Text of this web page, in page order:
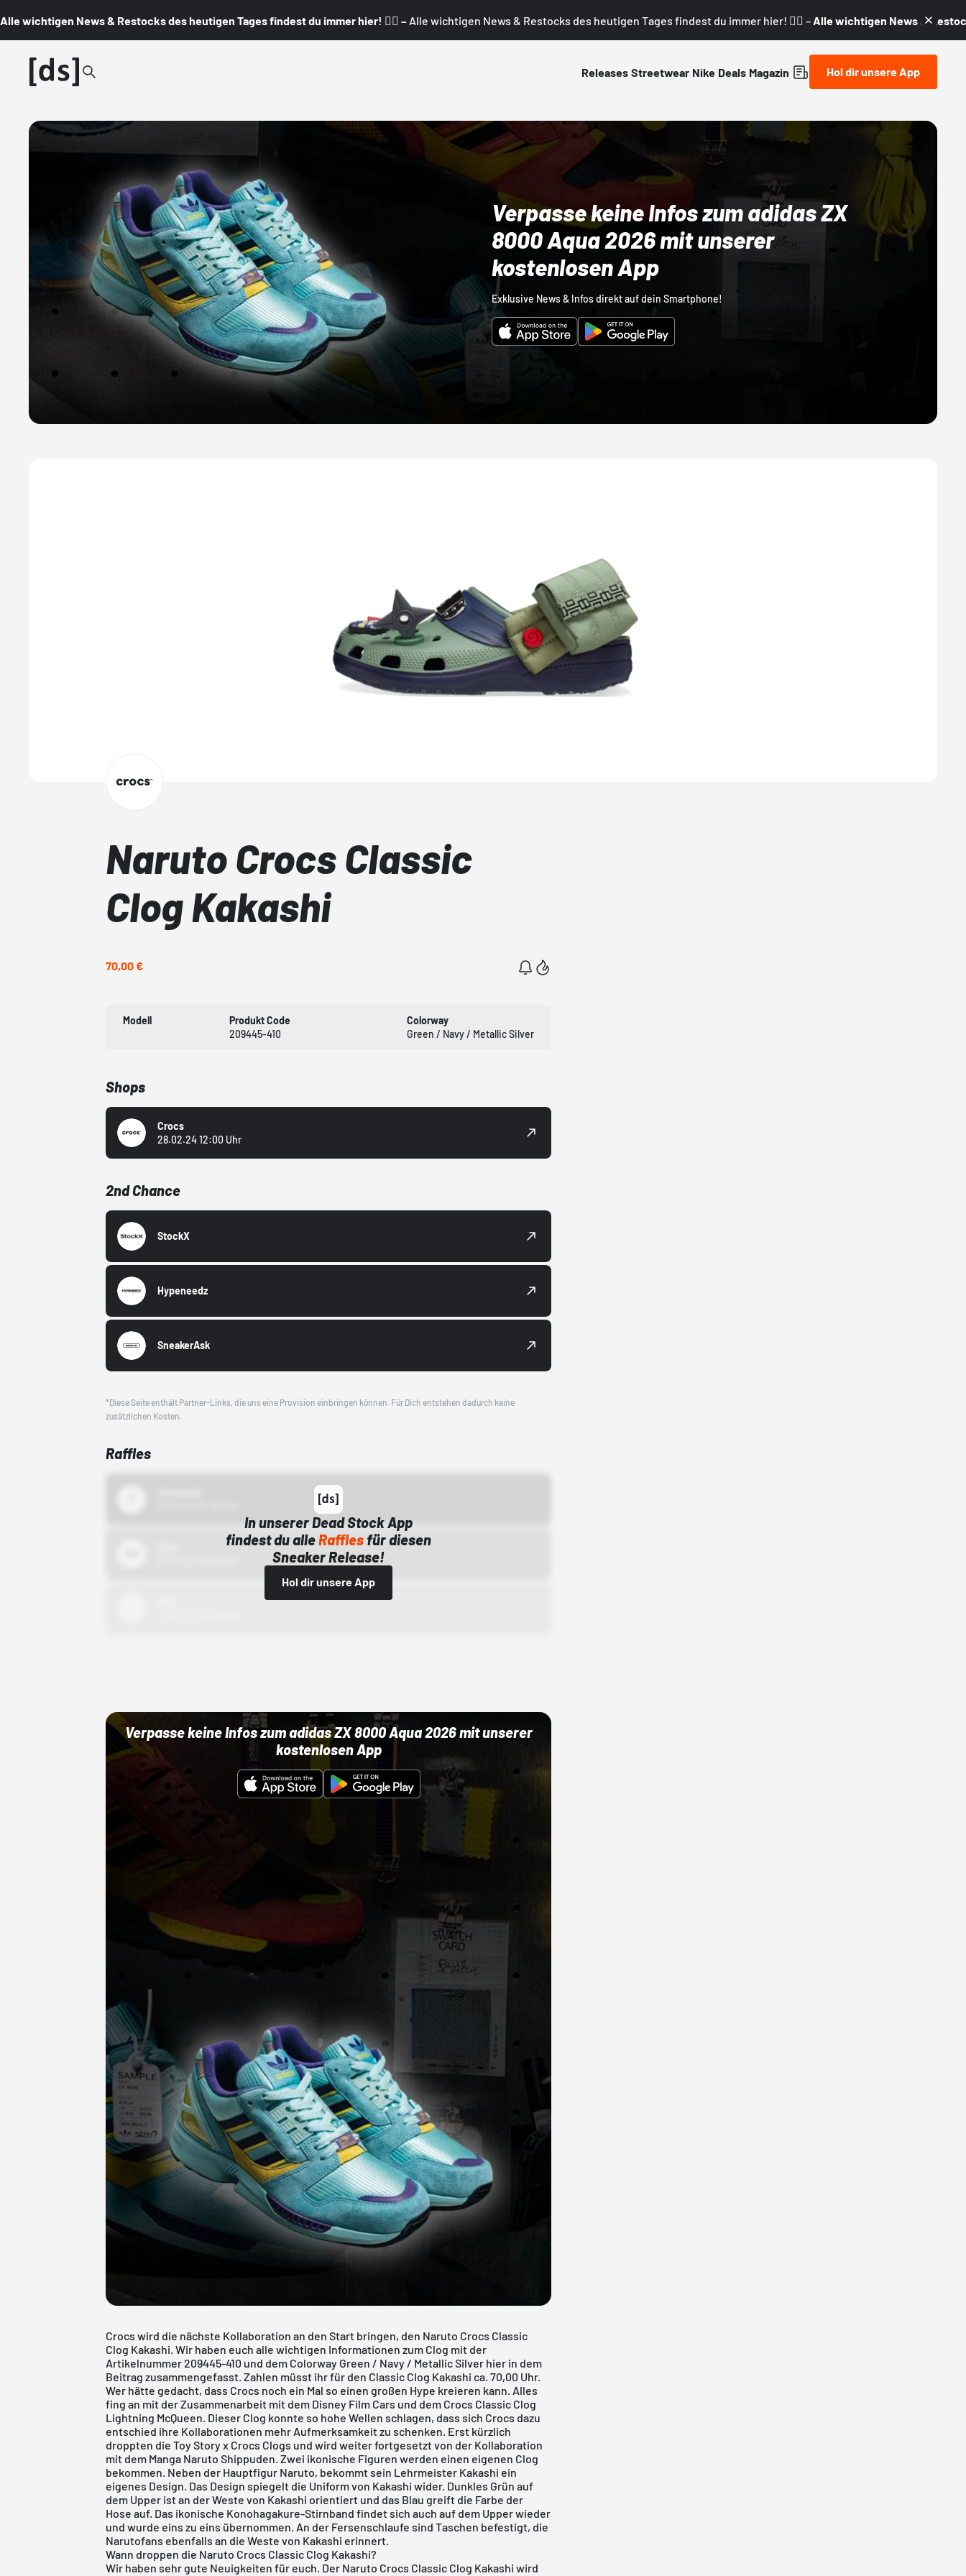
Alle wichtigen News & Restocks des heutigen Tages findest du immer hier! 👇🏼 – Alle wichtigen News & Restocks des heutigen Tages findest du immer hier! 👇🏼 – Alle wichtigen News &
Releases Streetwear Nike Deals Magazin Hol dir unsere App
Verpasse keine Infos zum adidas ZX
8000 Aqua 2026 mit unserer
kostenlosen App
Exklusive News & Infos direkt auf dein Smartphone!
Naruto Crocs Classic
Clog Kakashi
70,00 €
Modell
Produkt Code
209445-410
Colorway
Green / Navy / Metallic Silver
Shops
Crocs
28.02.24 12:00 Uhr
2nd Chance
StockX
Hypeneedz
SneakerAsk
*Diese Seite enthält Partner-Links, die uns eine Provision einbringen können. Für Dich entstehen dadurch keine
zusätzlichen Kosten.
Raffles
In unserer Dead Stock App
findest du alleRaffles für diesen
Sneaker Release!
Hol dir unsere App
Verpasse keine Infos zum adidas ZX 8000 Aqua 2026 mit unserer
kostenlosen App
Crocs wird die nächste Kollaboration an den Start bringen, den Naruto Crocs Classic
Clog Kakashi. Wir haben euch alle wichtigen Informationen zum Clog mit der
Artikelnummer 209445-410 und dem Colorway Green / Navy / Metallic Silver hier in dem
Beitrag zusammengefasst. Zahlen müsst ihr für den Classic Clog Kakashi ca. 70,00 Uhr.
Wer hätte gedacht, dass Crocs noch ein Mal so einen großen Hype kreieren kann. Alles
fing an mit der Zusammenarbeit mit dem Disney Film Cars und dem Crocs Classic Clog
Lightning McQueen. Dieser Clog konnte so hohe Wellen schlagen, dass sich Crocs dazu
entschied ihre Kollaborationen mehr Aufmerksamkeit zu schenken. Erst kürzlich
droppten die Toy Story x Crocs Clogs und wird weiter fortgesetzt von der Kollaboration
mit dem Manga Naruto Shippuden. Zwei ikonische Figuren werden einen eigenen Clog
bekommen. Neben der Hauptfigur Naruto, bekommt sein Lehrmeister Kakashi ein
eigenes Design. Das Design spiegelt die Uniform von Kakashi wider. Dunkles Grün auf
dem Upper ist an der Weste von Kakashi orientiert und das Blau greift die Farbe der
Hose auf. Das ikonische Konohagakure-Stirnband findet sich auch auf dem Upper wieder
und wurde eins zu eins übernommen. An der Fersenschlaufe sind Taschen befestigt, die
Narutofans ebenfalls an die Weste von Kakashi erinnert.
Wann droppen die Naruto Crocs Classic Clog Kakashi?
Wir haben sehr gute Neuigkeiten für euch. Der Naruto Crocs Classic Clog Kakashi wird